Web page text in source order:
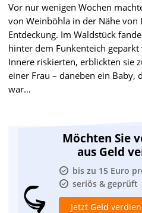
Vor nur wenigen Wochen
von Weinböhla in der Nähe von
Entdeckung. Im Waldstück
hinter dem Funkenteich
Innere riskierten, erblickten sie
einer Frau – daneben ein Baby,
war…
Möchten Sie
aus Geld
bis zu 15 Euro
seriös & geprüft
Jetzt Geld